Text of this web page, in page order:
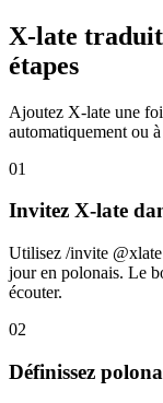
X-late
étapes
Ajoutez X-late une
automatiquement ou
01
Invitez X-late
Utilisez /invite @xlate
jour en polonais. Le
écouter.
02
Définissez